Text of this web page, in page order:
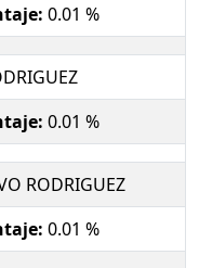
0.01 %
0.01 %
RODRIGUEZ
0.01 %